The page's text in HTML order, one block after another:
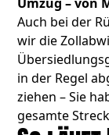
Auch bei der
wir die
in der Regel
ziehen – Sie
gesamte